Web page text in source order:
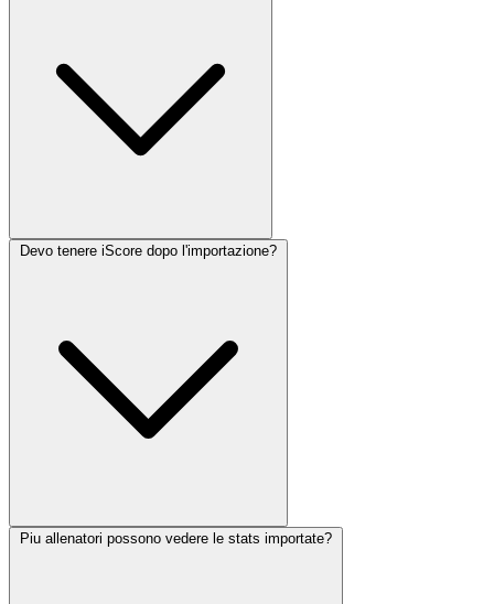
Devo tenere iScore dopo l'importazione?
Piu allenatori possono vedere le stats importate?